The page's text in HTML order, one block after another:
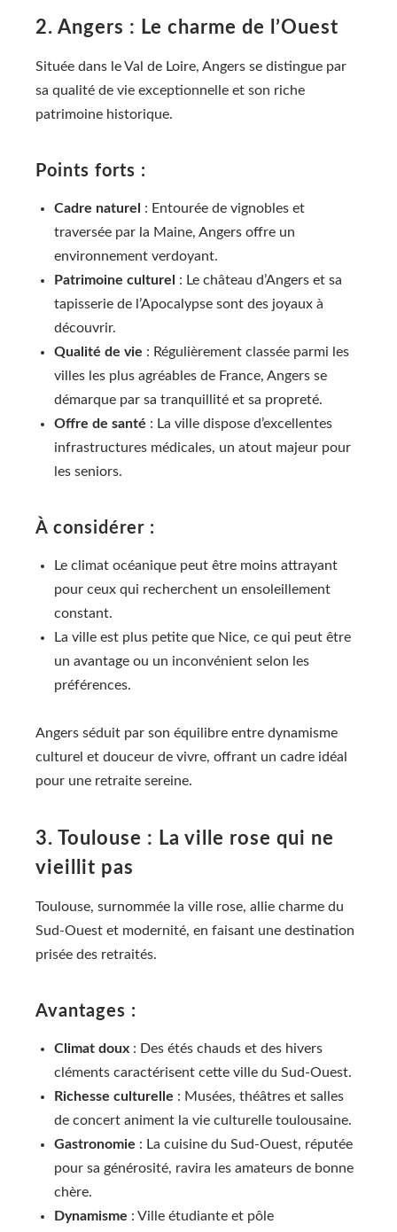
2. Angers : Le charme de l’Ouest
Située dans le Val de Loire, Angers se distingue par
sa qualité de vie exceptionnelle et son riche
patrimoine historique.
Points forts :
Cadre naturel
: Entourée de vignobles et
traversée par la Maine, Angers offre un
environnement verdoyant.
Patrimoine culturel
: Le château d’Angers et sa
tapisserie de l’Apocalypse sont des joyaux à
découvrir.
Qualité de vie : Régulièrement classée parmi les
villes les plus agréables de France, Angers se
démarque par sa tranquillité et sa propreté.
Offre de santé : La ville dispose d’excellentes
infrastructures médicales, un atout majeur pour
les seniors.
À considérer :
Le climat océanique peut être moins attrayant
pour ceux qui recherchent un ensoleillement
constant.
La ville est plus petite que Nice, ce qui peut être
un avantage ou un inconvénient selon les
préférences.
Angers séduit par son équilibre entre dynamisme
culturel et douceur de vivre, offrant un cadre idéal
pour une retraite sereine.
3. Toulouse : La ville rose qui ne
vieillit pas
Toulouse, surnommée la ville rose, allie charme du
Sud-Ouest et modernité, en faisant une destination
prisée des retraités.
Avantages :
Climat doux : Des étés chauds et des hivers
cléments caractérisent cette ville du Sud-Ouest.
Richesse culturelle : Musées, théâtres et salles
de concert animent la vie culturelle toulousaine.
Gastronomie : La cuisine du Sud-Ouest, réputée
pour sa générosité, ravira les amateurs de bonne
chère.
Dynamisme : Ville étudiante et pôle